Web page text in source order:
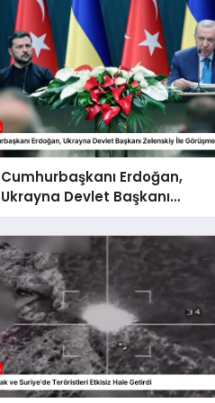
Cumhurbaşkanı Erdoğan,
Ukrayna Devlet Başkanı
Zelenskiy İle Görüşmeler